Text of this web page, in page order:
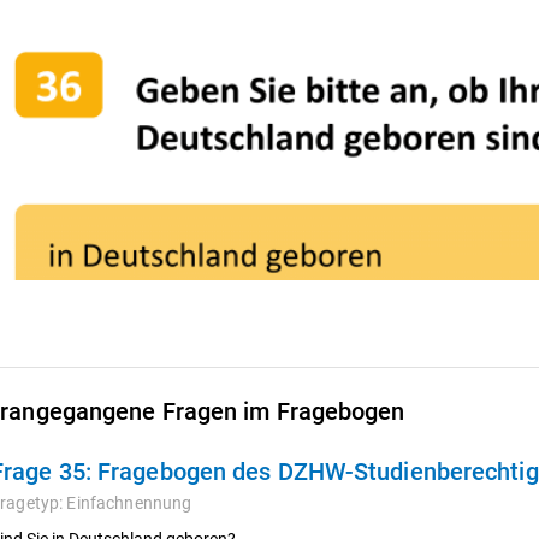
Fragen im Fragebogen
35: Fragebogen des DZHW-
Einfachnennung